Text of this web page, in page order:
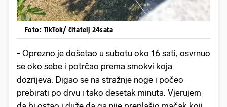
Foto: TikTok/ čitatelj 24sata
- Oprezno je došetao u subotu oko 16 sati, osvrnuo
se oko sebe i potrčao prema smokvi koja
dozrijeva. Digao se na stražnje noge i počeo
prebirati po drvu i tako desetak minuta. Vjerujem